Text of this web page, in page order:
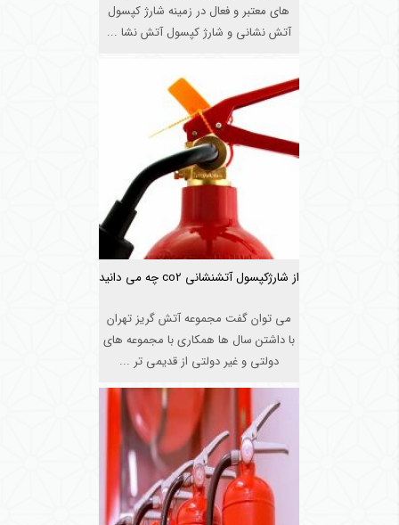
های معتبر و فعال در زمینه شارژ کپسول
آتش نشانی و شارژ کپسول آتش نشا ...
از شارژکپسول آتشنشانی co2 چه می دانید
می توان گفت مجموعه آتش گریز تهران
با داشتن سال ها همکاری با مجموعه های
دولتی و غیر دولتی از قدیمی تر ...